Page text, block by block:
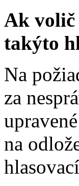
Ak volič
takýto
Na
za
na